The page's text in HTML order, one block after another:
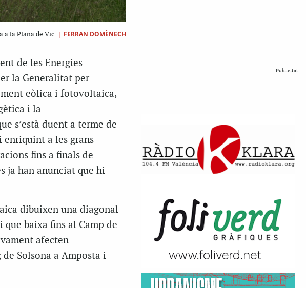
a la Plana de Vic | FERRAN DOMÈNECH
de les Energies
la Generalitat per
eòlica i fotovoltaica,
i la
s’està duent a terme de
a les grans
fins a finals de
ja han anunciat que hi
dibuixen una diagonal
que baixa fins al Camp de
afecten
Solsona a Amposta i
Publicitat